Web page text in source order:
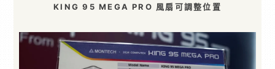
KING 95 MEGA PRO 風扇可調整位置